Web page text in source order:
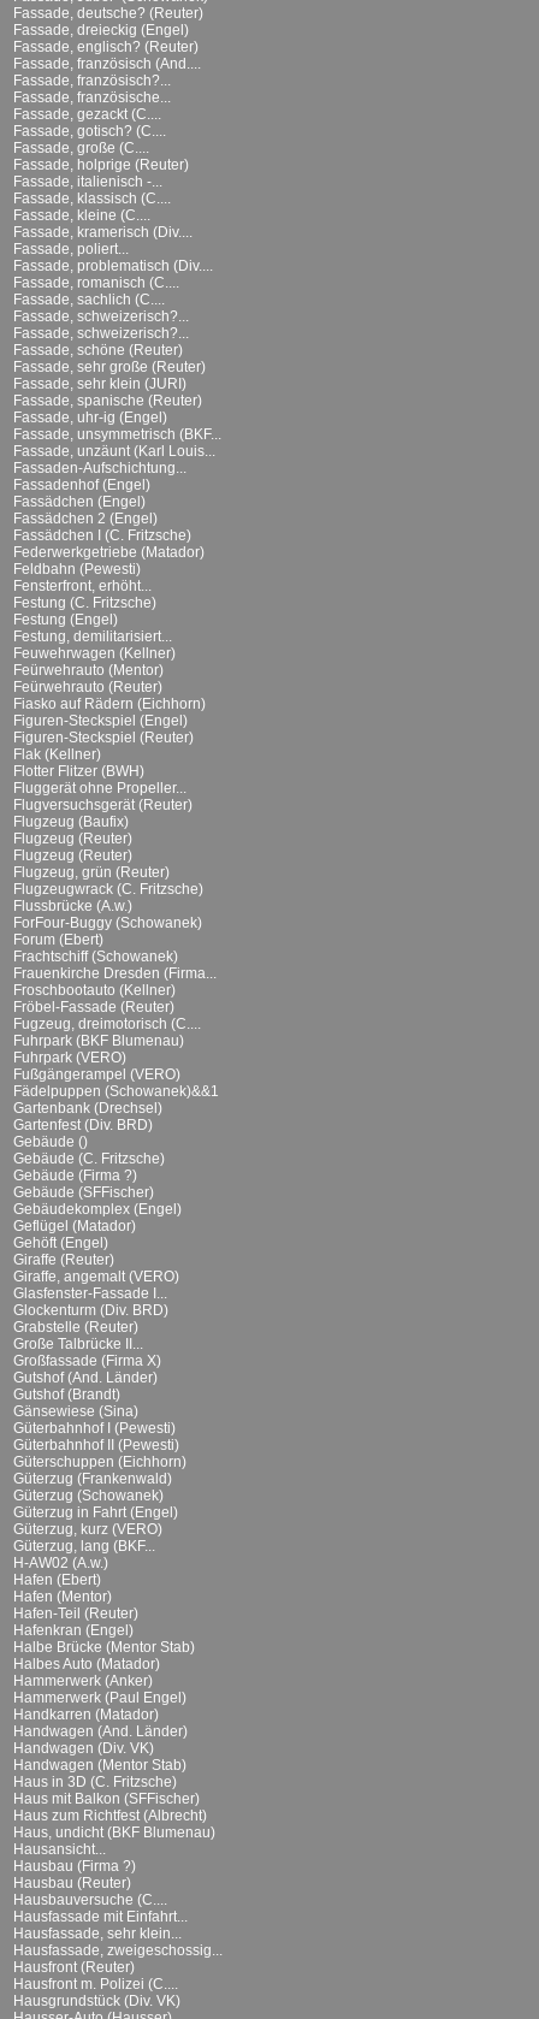
Fassade, deutsche? (Reuter)
Fassade, dreieckig (Engel)
Fassade, englisch? (Reuter)
Fassade, französisch (And....
Fassade, französisch?...
Fassade, französische...
Fassade, gezackt (C....
Fassade, gotisch? (C....
Fassade, große (C....
Fassade, holprige (Reuter)
Fassade, italienisch -...
Fassade, klassisch (C....
Fassade, kleine (C....
Fassade, kramerisch (Div....
Fassade, poliert...
Fassade, problematisch (Div....
Fassade, romanisch (C....
Fassade, sachlich (C....
Fassade, schweizerisch?...
Fassade, schweizerisch?...
Fassade, schöne (Reuter)
Fassade, sehr große (Reuter)
Fassade, sehr klein (JURI)
Fassade, spanische (Reuter)
Fassade, uhr-ig (Engel)
Fassade, unsymmetrisch (BKF...
Fassade, unzäunt (Karl Louis...
Fassaden-Aufschichtung...
Fassadenhof (Engel)
Fassädchen (Engel)
Fassädchen 2 (Engel)
Fassädchen I (C. Fritzsche)
Federwerkgetriebe (Matador)
Feldbahn (Pewesti)
Fensterfront, erhöht...
Festung (C. Fritzsche)
Festung (Engel)
Festung, demilitarisiert...
Feuwehrwagen (Kellner)
Feürwehrauto (Mentor)
Feürwehrauto (Reuter)
Fiasko auf Rädern (Eichhorn)
Figuren-Steckspiel (Engel)
Figuren-Steckspiel (Reuter)
Flak (Kellner)
Flotter Flitzer (BWH)
Fluggerät ohne Propeller...
Flugversuchsgerät (Reuter)
Flugzeug (Baufix)
Flugzeug (Reuter)
Flugzeug (Reuter)
Flugzeug, grün (Reuter)
Flugzeugwrack (C. Fritzsche)
Flussbrücke (A.w.)
ForFour-Buggy (Schowanek)
Forum (Ebert)
Frachtschiff (Schowanek)
Frauenkirche Dresden (Firma...
Froschbootauto (Kellner)
Fröbel-Fassade (Reuter)
Fugzeug, dreimotorisch (C....
Fuhrpark (BKF Blumenau)
Fuhrpark (VERO)
Fußgängerampel (VERO)
Fädelpuppen (Schowanek)&&1
Gartenbank (Drechsel)
Gartenfest (Div. BRD)
Gebäude ()
Gebäude (C. Fritzsche)
Gebäude (Firma ?)
Gebäude (SFFischer)
Gebäudekomplex (Engel)
Geflügel (Matador)
Gehöft (Engel)
Giraffe (Reuter)
Giraffe, angemalt (VERO)
Glasfenster-Fassade I...
Glockenturm (Div. BRD)
Grabstelle (Reuter)
Große Talbrücke II...
Großfassade (Firma X)
Gutshof (And. Länder)
Gutshof (Brandt)
Gänsewiese (Sina)
Güterbahnhof I (Pewesti)
Güterbahnhof II (Pewesti)
Güterschuppen (Eichhorn)
Güterzug (Frankenwald)
Güterzug (Schowanek)
Güterzug in Fahrt (Engel)
Güterzug, kurz (VERO)
Güterzug, lang (BKF...
H-AW02 (A.w.)
Hafen (Ebert)
Hafen (Mentor)
Hafen-Teil (Reuter)
Hafenkran (Engel)
Halbe Brücke (Mentor Stab)
Halbes Auto (Matador)
Hammerwerk (Anker)
Hammerwerk (Paul Engel)
Handkarren (Matador)
Handwagen (And. Länder)
Handwagen (Div. VK)
Handwagen (Mentor Stab)
Haus in 3D (C. Fritzsche)
Haus mit Balkon (SFFischer)
Haus zum Richtfest (Albrecht)
Haus, undicht (BKF Blumenau)
Hausansicht...
Hausbau (Firma ?)
Hausbau (Reuter)
Hausbauversuche (C....
Hausfassade mit Einfahrt...
Hausfassade, sehr klein...
Hausfassade, zweigeschossig...
Hausfront (Reuter)
Hausfront m. Polizei (C....
Hausgrundstück (Div. VK)